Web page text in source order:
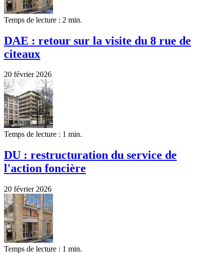
Temps de lecture : 2 min.
DAE : retour sur la visite du 8 rue de
citeaux
20 février 2026
Temps de lecture : 1 min.
DU : restructuration du service de
l'action foncière
20 février 2026
Temps de lecture : 1 min.